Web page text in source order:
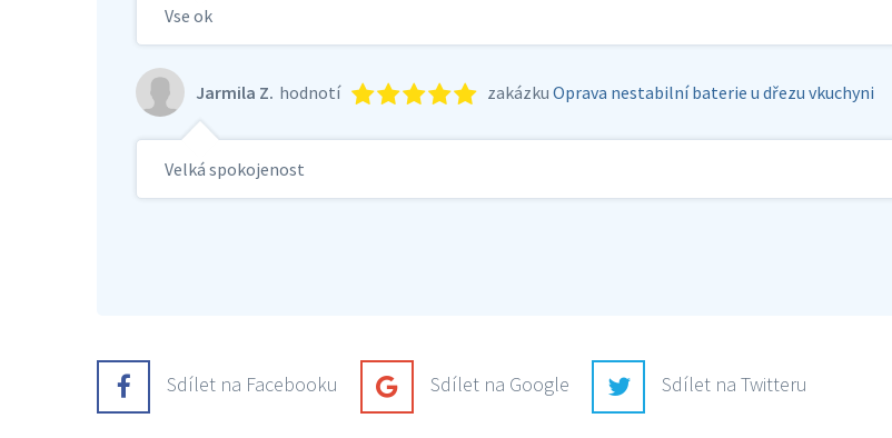
Vse ok
Jarmila Z. hodnotí zakázku Oprava nestabilní baterie u dřezu vkuchyni
Velká spokojenost
Sdílet na Facebooku Sdílet na Google Sdílet na Twitteru